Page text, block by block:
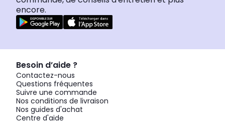
encore.
Besoin d’aide ?
Contactez-nous
Questions fréquentes
Suivre une commande
Nos conditions de livraison
Nos guides d'achat
Centre d'aide